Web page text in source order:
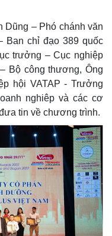
– Phó chánh văn
Ban chỉ đạo 389 quốc
trưởng – Cục nghiệp
Bộ công thương, Ông
hội VATAP - Trưởng
nghiêp và các cơ
tin về chương trình.